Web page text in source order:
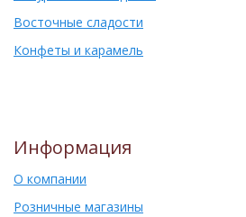
Восточные сладости
Конфеты и карамель
Информация
О компании
Розничные магазины